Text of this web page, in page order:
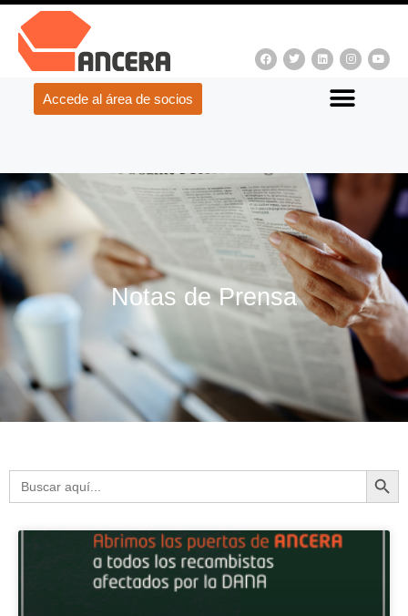
Accede al área de socios
Notas de Prensa
Buscar: Botón de